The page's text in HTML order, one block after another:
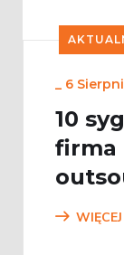
_ 6
10
firma
WIĘCEJ